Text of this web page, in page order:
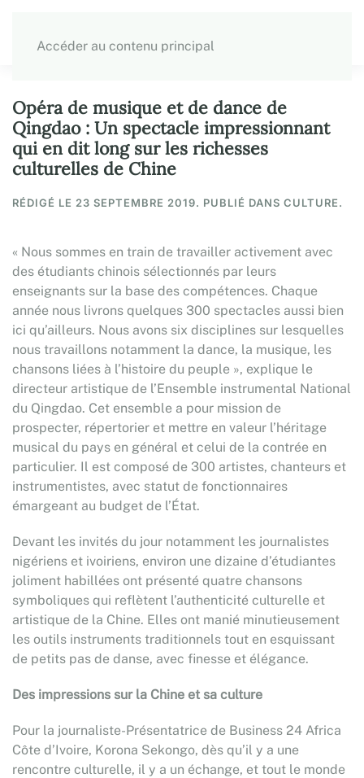
Accéder au contenu principal
Opéra de musique et de dance de
Qingdao : Un spectacle impressionnant
qui en dit long sur les richesses
culturelles de Chine
RÉDIGÉ LE 23 SEPTEMBRE 2019. PUBLIÉ DANS CULTURE.
« Nous sommes en train de travailler activement avec
des étudiants chinois sélectionnés par leurs
enseignants sur la base des compétences. Chaque
année nous livrons quelques 300 spectacles aussi bien
ici qu’ailleurs. Nous avons six disciplines sur lesquelles
nous travaillons notamment la dance, la musique, les
chansons liées à l’histoire du peuple », explique le
directeur artistique de l’Ensemble instrumental National
du Qingdao. Cet ensemble a pour mission de
prospecter, répertorier et mettre en valeur l’héritage
musical du pays en général et celui de la contrée en
particulier. Il est composé de 300 artistes, chanteurs et
instrumentistes, avec statut de fonctionnaires
émargeant au budget de l’État.
Devant les invités du jour notamment les journalistes
nigériens et ivoiriens, environ une dizaine d’étudiantes
joliment habillées ont présenté quatre chansons
symboliques qui reflètent l’authenticité culturelle et
artistique de la Chine. Elles ont manié minutieusement
les outils instruments traditionnels tout en esquissant
de petits pas de danse, avec finesse et élégance.
Des impressions sur la Chine et sa culture
Pour la journaliste-Présentatrice de Business 24 Africa
Côte d’Ivoire, Korona Sekongo, dès qu’il y a une
rencontre culturelle, il y a un échange, et tout le monde